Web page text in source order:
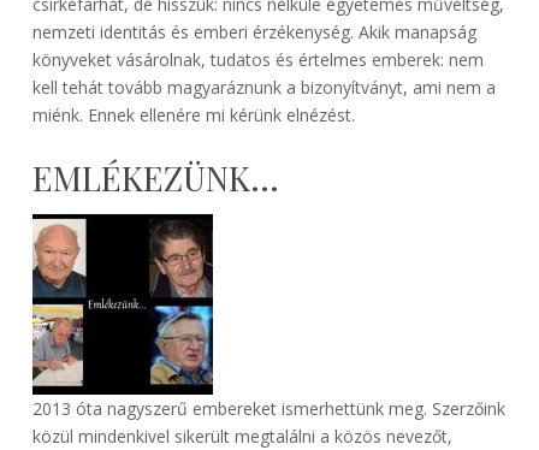
nemzeti identitás és emberi érzékenység. Akik manapság
könyveket vásárolnak, tudatos és értelmes emberek: nem
kell tehát tovább magyaráznunk a bizonyítványt, ami nem a
miénk. Ennek ellenére mi kérünk elnézést.
EMLÉKEZÜNK…
2013 óta nagyszerű embereket ismerhettünk meg. Szerzőink
közül mindenkivel sikerült megtalálni a közös nevezőt,